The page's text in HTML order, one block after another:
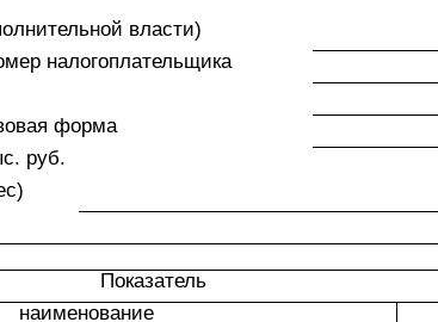
власти)
налогоплательщика
форма
руб.
Показатель
наименование